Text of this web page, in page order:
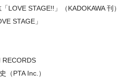
LOVE STAGE!!」（KADOKAWA 刊）
STAGE」
RECORDS
（PTA Inc.）